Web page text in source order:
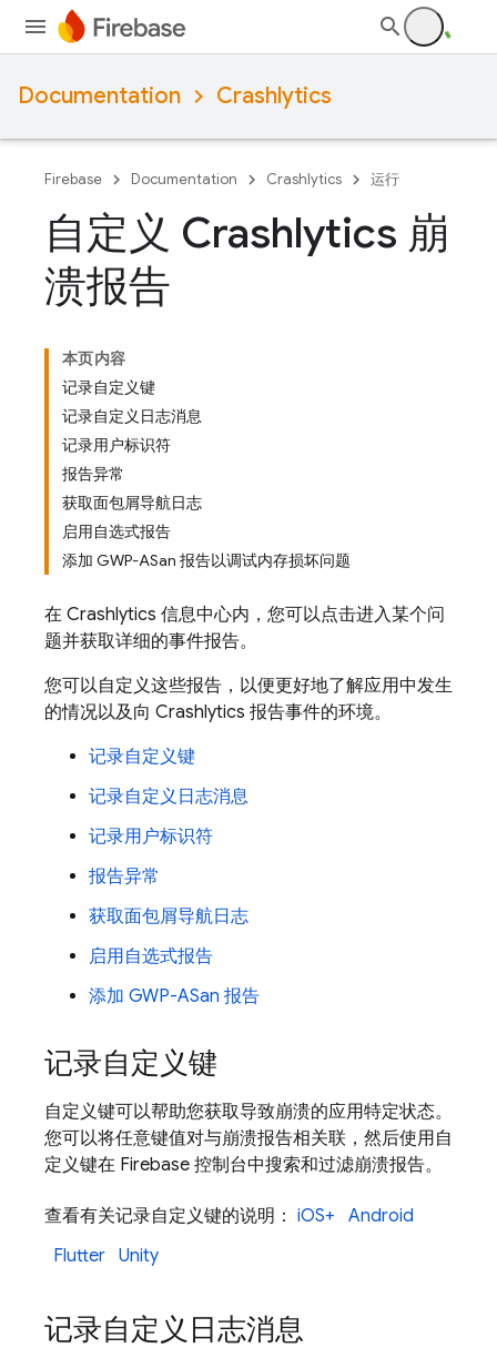
Documentation Crashlytics
Firebase Documentation Crashlytics 运行
自定义 Crashlytics 崩
溃报告
本页内容
记录自定义键
记录自定义日志消息
记录用户标识符
报告异常
获取面包屑导航日志
启用自选式报告
添加 GWP-ASan 报告以调试内存损坏问题
在 Crashlytics 信息中心内，您可以点击进入某个问
题并获取详细的事件报告。
您可以自定义这些报告，以便更好地了解应用中发生
的情况以及向 Crashlytics 报告事件的环境。
记录自定义键
记录自定义日志消息
记录用户标识符
报告异常
获取面包屑导航日志
启用自选式报告
添加 GWP-ASan 报告
记录自定义键
自定义键可以帮助您获取导致崩溃的应用特定状态。
您可以将任意键值对与崩溃报告相关联，然后使用自
定义键在 Firebase 控制台中搜索和过滤崩溃报告。
查看有关记录自定义键的说明： iOS+
Android
Flutter Unity
记录自定义日志消息